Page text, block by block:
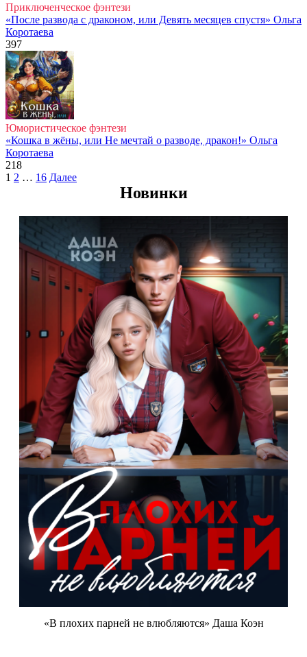
Приключенческое фэнтези
«После развода с драконом, или Девять месяцев спустя» Ольга
Коротаева
397
Юмористическое фэнтези
«Кошка в жёны, или Не мечтай о разводе, дракон!» Ольга
Коротаева
218
Пагинация
1 2 … 16 Далее
Новинки
«В плохих парней не влюбляются» Даша Коэн